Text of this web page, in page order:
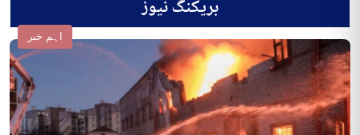
بریکنگ نیوز
اہم خبر